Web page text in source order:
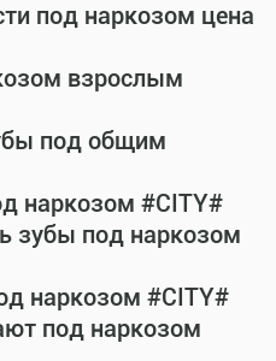
под наркозом цена
взрослым
под общим
наркозом #CITY#
зубы под наркозом
наркозом #CITY#
под наркозом